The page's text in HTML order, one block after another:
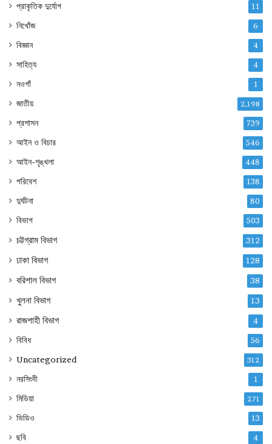
প্রাকৃতিক দুর্যোগ 11
নিখোঁজ 6
বিজ্ঞান 4
সাহিত্য 4
নওগাঁ 1
জাতীয় 2,198
প্রশাসন 739
আইন ও বিচার 546
আইন-শৃঙ্খলা 448
পরিবেশ 138
দুর্ঘটনা 80
বিভাগ 503
চট্টগ্রাম বিভাগ 312
ঢাকা বিভাগ 128
বরিশাল বিভাগ 38
খুলনা বিভাগ 13
রাজশাহী বিভাগ 4
বিবিধ 56
Uncategorized 312
নরসিংদী 1
মিডিয়া 271
ভিডিও 13
ছবি 4